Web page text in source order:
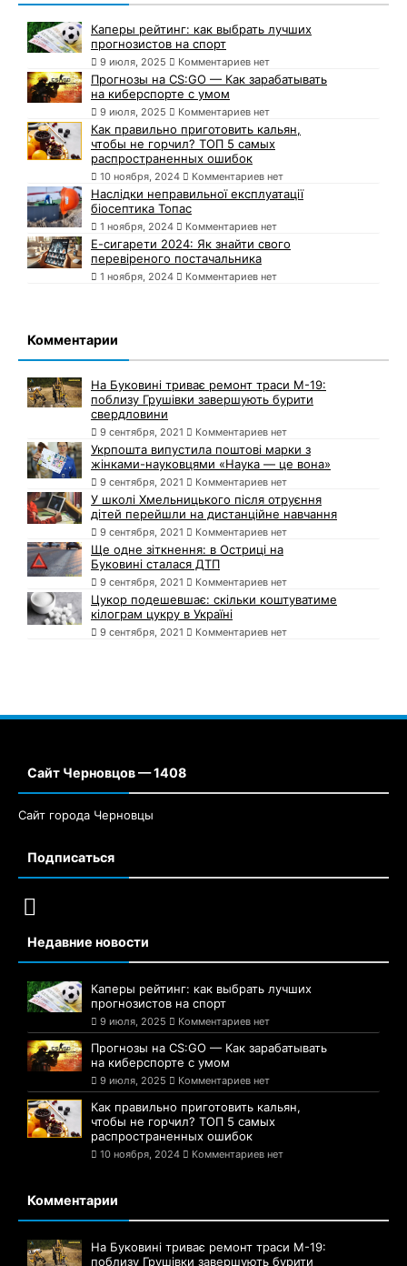
Каперы рейтинг: как выбрать лучших
прогнозистов на спорт
9 июля, 2025 Комментариев нет
Прогнозы на CS:GO — Как зарабатывать
на киберспорте с умом
9 июля, 2025 Комментариев нет
Как правильно приготовить кальян,
чтобы не горчил? ТОП 5 самых
распространенных ошибок
10 ноября, 2024 Комментариев нет
Наслідки неправильної експлуатації
біосептика Топас
1 ноября, 2024 Комментариев нет
Е-сигарети 2024: Як знайти свого
перевіреного постачальника
1 ноября, 2024 Комментариев нет
Комментарии
На Буковині триває ремонт траси М-19:
поблизу Грушівки завершують бурити
свердловини
9 сентября, 2021 Комментариев нет
Укрпошта випустила поштові марки з
жінками-науковцями «Наука — це вона»
9 сентября, 2021 Комментариев нет
У школі Хмельницького після отруєння
дітей перейшли на дистанційне навчання
9 сентября, 2021 Комментариев нет
Ще одне зіткнення: в Остриці на
Буковині сталася ДТП
9 сентября, 2021 Комментариев нет
Цукор подешевшає: скільки коштуватиме
кілограм цукру в Україні
9 сентября, 2021 Комментариев нет
Сайт Черновцов — 1408
Сайт города Черновцы
Подписаться
Недавние новости
Каперы рейтинг: как выбрать лучших
прогнозистов на спорт
9 июля, 2025 Комментариев нет
Прогнозы на CS:GO — Как зарабатывать
на киберспорте с умом
9 июля, 2025 Комментариев нет
Как правильно приготовить кальян,
чтобы не горчил? ТОП 5 самых
распространенных ошибок
10 ноября, 2024 Комментариев нет
Комментарии
На Буковині триває ремонт траси М-19:
поблизу Грушівки завершують бурити